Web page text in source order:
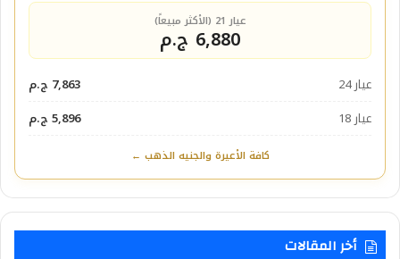
عيار 21 (الأكثر مبيعاً)
6,880 ج.م
عيار 24
7,863 ج.م
عيار 18
5,896 ج.م
كافة الأعيرة والجنيه الذهب ←
أخر المقالات